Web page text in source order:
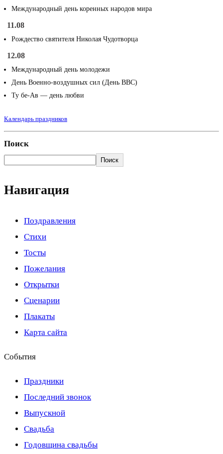
Международный день коренных народов мира
11.08
Рождество святителя Николая Чудотворца
12.08
Международный день молодежи
День Военно-воздушных сил (День ВВС)
Ту бе-Ав — день любви
Календарь праздников
Поиск
Поиск
Навигация
Поздравления
Стихи
Тосты
Пожелания
Открытки
Сценарии
Плакаты
Карта сайта
События
Праздники
Последний звонок
Выпускной
Свадьба
Годовщина свадьбы